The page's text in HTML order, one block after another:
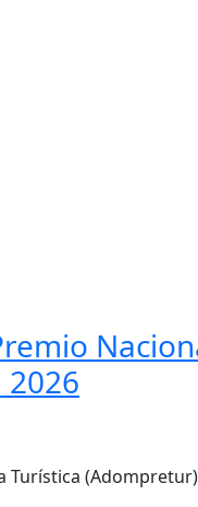
Turística